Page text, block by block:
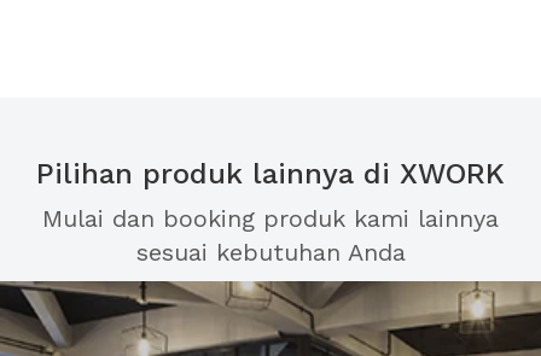
Pilihan produk lainnya di XWORK
Mulai dan booking produk kami lainnya
sesuai kebutuhan Anda